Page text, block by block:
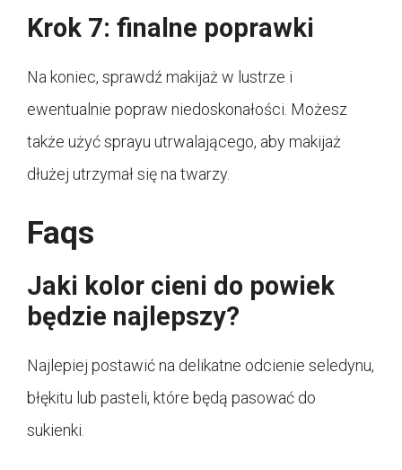
Krok 7: finalne poprawki
Na koniec, sprawdź makijaż w lustrze i
ewentualnie popraw niedoskonałości. Możesz
także użyć sprayu utrwalającego, aby makijaż
dłużej utrzymał się na twarzy.
Faqs
Jaki kolor cieni do powiek
będzie najlepszy?
Najlepiej postawić na delikatne odcienie seledynu,
błękitu lub pasteli, które będą pasować do
sukienki.